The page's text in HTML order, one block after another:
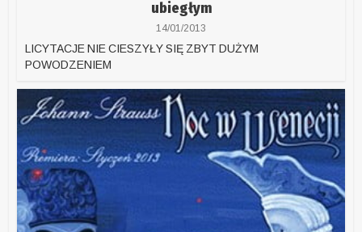
ubiegłym
14/01/2013
LICYTACJE NIE CIESZYŁY SIĘ ZBYT DUŻYM
POWODZENIEM